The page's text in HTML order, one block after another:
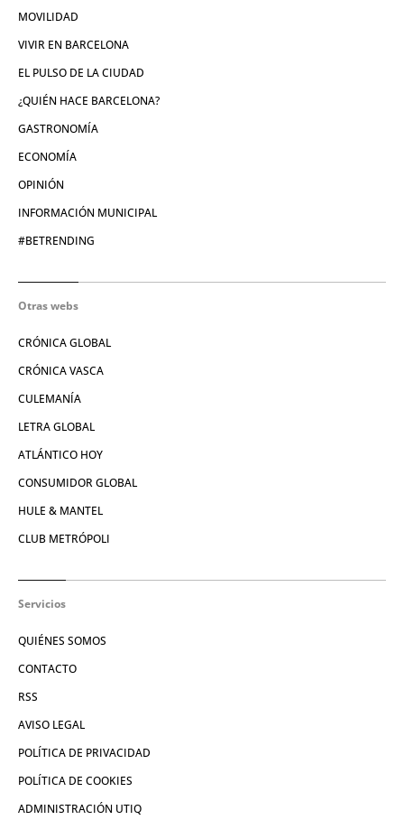
MOVILIDAD
VIVIR EN BARCELONA
EL PULSO DE LA CIUDAD
¿QUIÉN HACE BARCELONA?
GASTRONOMÍA
ECONOMÍA
OPINIÓN
INFORMACIÓN MUNICIPAL
#BETRENDING
Otras webs
CRÓNICA GLOBAL
CRÓNICA VASCA
CULEMANÍA
LETRA GLOBAL
ATLÁNTICO HOY
CONSUMIDOR GLOBAL
HULE & MANTEL
CLUB METRÓPOLI
Servicios
QUIÉNES SOMOS
CONTACTO
RSS
AVISO LEGAL
POLÍTICA DE PRIVACIDAD
POLÍTICA DE COOKIES
ADMINISTRACIÓN UTIQ